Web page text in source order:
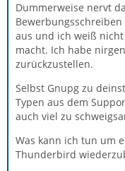
Dummerweise nervt
aus und ich weiß
macht. Ich habe
zurückzustellen.
Selbst Gnupg zu
Typen aus dem
auch viel zu
Was kann ich tun um
Thunderbird